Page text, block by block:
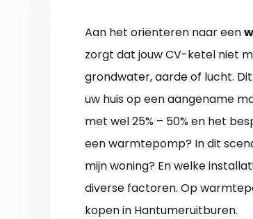
Aan het oriënteren naar een
zorgt dat jouw CV-ketel niet
grondwater, aarde of lucht.
uw huis op een aangename
met wel 25% – 50% en het
een warmtepomp? In dit
mijn woning? En welke
diverse factoren. Op
kopen in Hantumeruitburen.